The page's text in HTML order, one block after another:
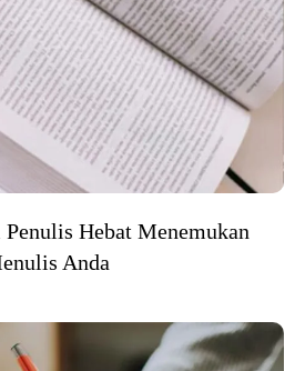
Hebat Menemukan
Anda